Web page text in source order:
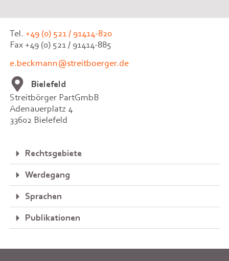
Tel. +49 (0) 521 / 91414-820
Fax +49 (0) 521 / 91414-885
e.beckmann@streitboerger.de
Bielefeld
Streitbörger PartGmbB
Adenauerplatz 4
33602 Bielefeld
Rechtsgebiete
Werdegang
Sprachen
Publikationen